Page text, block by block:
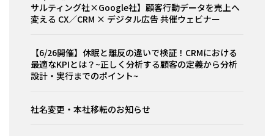
サルティング社×Google社】顧客行動データを売上へ
変える CX／CRM × デジタル広告 共催ウェビナー
【6/26開催】休眠と離反の違いで検証！CRMにおける
最適なKPIとは？~正しく分析する顧客の定義から分析
設計・実行までのポイント~
社名変更・本社移転のお知らせ